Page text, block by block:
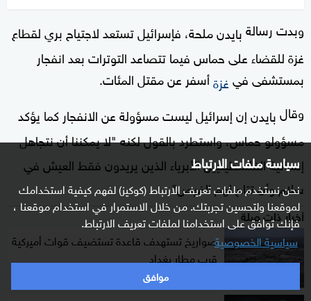
سياسة ملفات الارتباط
نحن نستخدم ملفات تعريف الارتباط (كوكيز) لفهم كيفية استخدامك
لموقعنا ولتحسين تجربتك. من خلال الاستمرار في استخدام موقعنا ،
فإنك توافق على استخدامنا لملفات تعريف الارتباط.
سياسية الخصوصية
موافق
0
seconds
وبدت رسالةبايدنملحة، فإسرائيل تستعد لاجتياح بري لقطاع
غزة للقضاء على حماس فيما تتصاعد التوترات بعد انفجار
بمستشفى فيغزةأسفر عن مقتل المئات.
وقالبايدنإن إسرائيل ليست مسؤولة عن الانفجار كما يؤكد
مسؤولو حماس، واستطرد بالقول لكنه "لا يمكننا أن نتجاهل
إنسانية الفلسطينيين الأبرياء الذين يريدون فقط العيش في
سلام وأن تتاح لهم الفرص".
أخبار ذات صلة
صواريخ تستهدف قاعدة تستضيف قوات أميركية
قرب مطار بغداد